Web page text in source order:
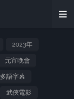
2023年
元宵晚會
多語字幕
武俠電影